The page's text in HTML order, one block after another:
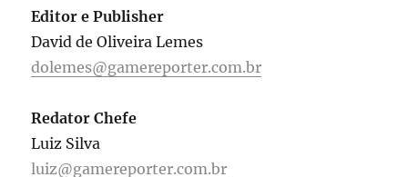
Editor e Publisher
David de Oliveira Lemes
dolemes@gamereporter.com.br
Redator Chefe
Luiz Silva
luiz@gamereporter.com.br